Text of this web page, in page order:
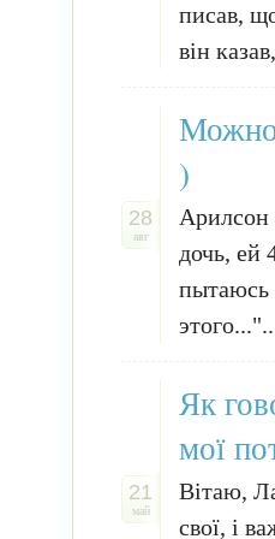
писав,
він
28
авг
Можно
)
Арилсон
дочь, ей
пытаюсь
21
май
Як
мої
Вітаю,
свої, і